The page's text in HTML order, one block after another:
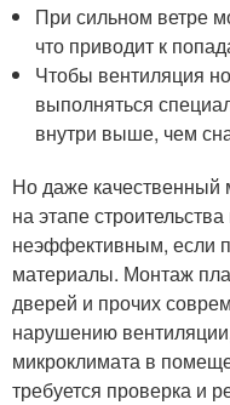
При сильном ветре
что приводит к
Чтобы вентиляция
выполняться
внутри выше, чем
Но даже качественный
на этапе
неэффективным, если
материалы. Монтаж
дверей и прочих
нарушению
микроклимата в
требуется проверка и